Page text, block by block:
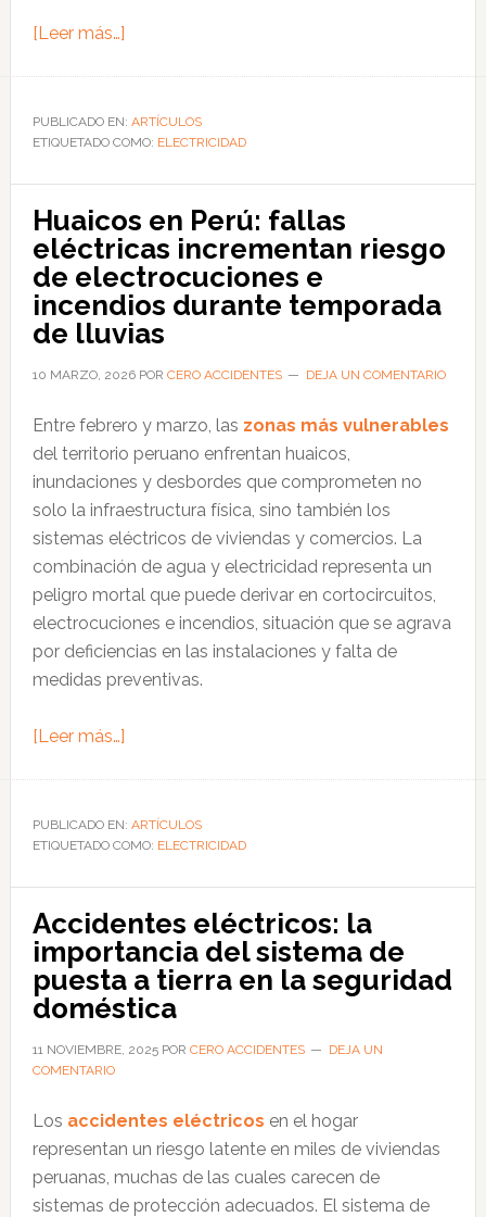
[Leer más…]acerca
fallas
eléctricas
falsificados
representan
riesgos
críticos
para
hogares,
e
industrias
en
Perú
PUBLICADO EN: ARTÍCULOS
ETIQUETADO COMO: ELECTRICIDAD
Huaicos en Perú: fallas
eléctricas incrementan riesgo
de electrocuciones e
incendios durante temporada
de lluvias
10 MARZO, 2026POR CERO ACCIDENTES DEJA UN COMENTARIO
Entre febrero y marzo, las zonas más vulnerables
del territorio peruano enfrentan huaicos,
inundaciones y desbordes que comprometen no
solo la infraestructura física, sino también los
sistemas eléctricos de viviendas y comercios. La
combinación de agua y electricidad representa un
peligro mortal que puede derivar en cortocircuitos,
electrocuciones e incendios, situación que se agrava
por deficiencias en las instalaciones y falta de
medidas preventivas.
[Leer más…]acerca
en
Perú:
incrementan
riesgo
de
electrocuciones
e
temporada
de
lluvias
PUBLICADO EN: ARTÍCULOS
ETIQUETADO COMO: ELECTRICIDAD
Accidentes eléctricos: la
importancia del sistema de
puesta a tierra en la seguridad
doméstica
11 NOVIEMBRE, 2025POR CERO ACCIDENTES
DEJA UN
COMENTARIO
Los accidentes eléctricos en el hogar
representan un riesgo latente en miles de viviendas
peruanas, muchas de las cuales carecen de
sistemas de protección adecuados. El sistema de